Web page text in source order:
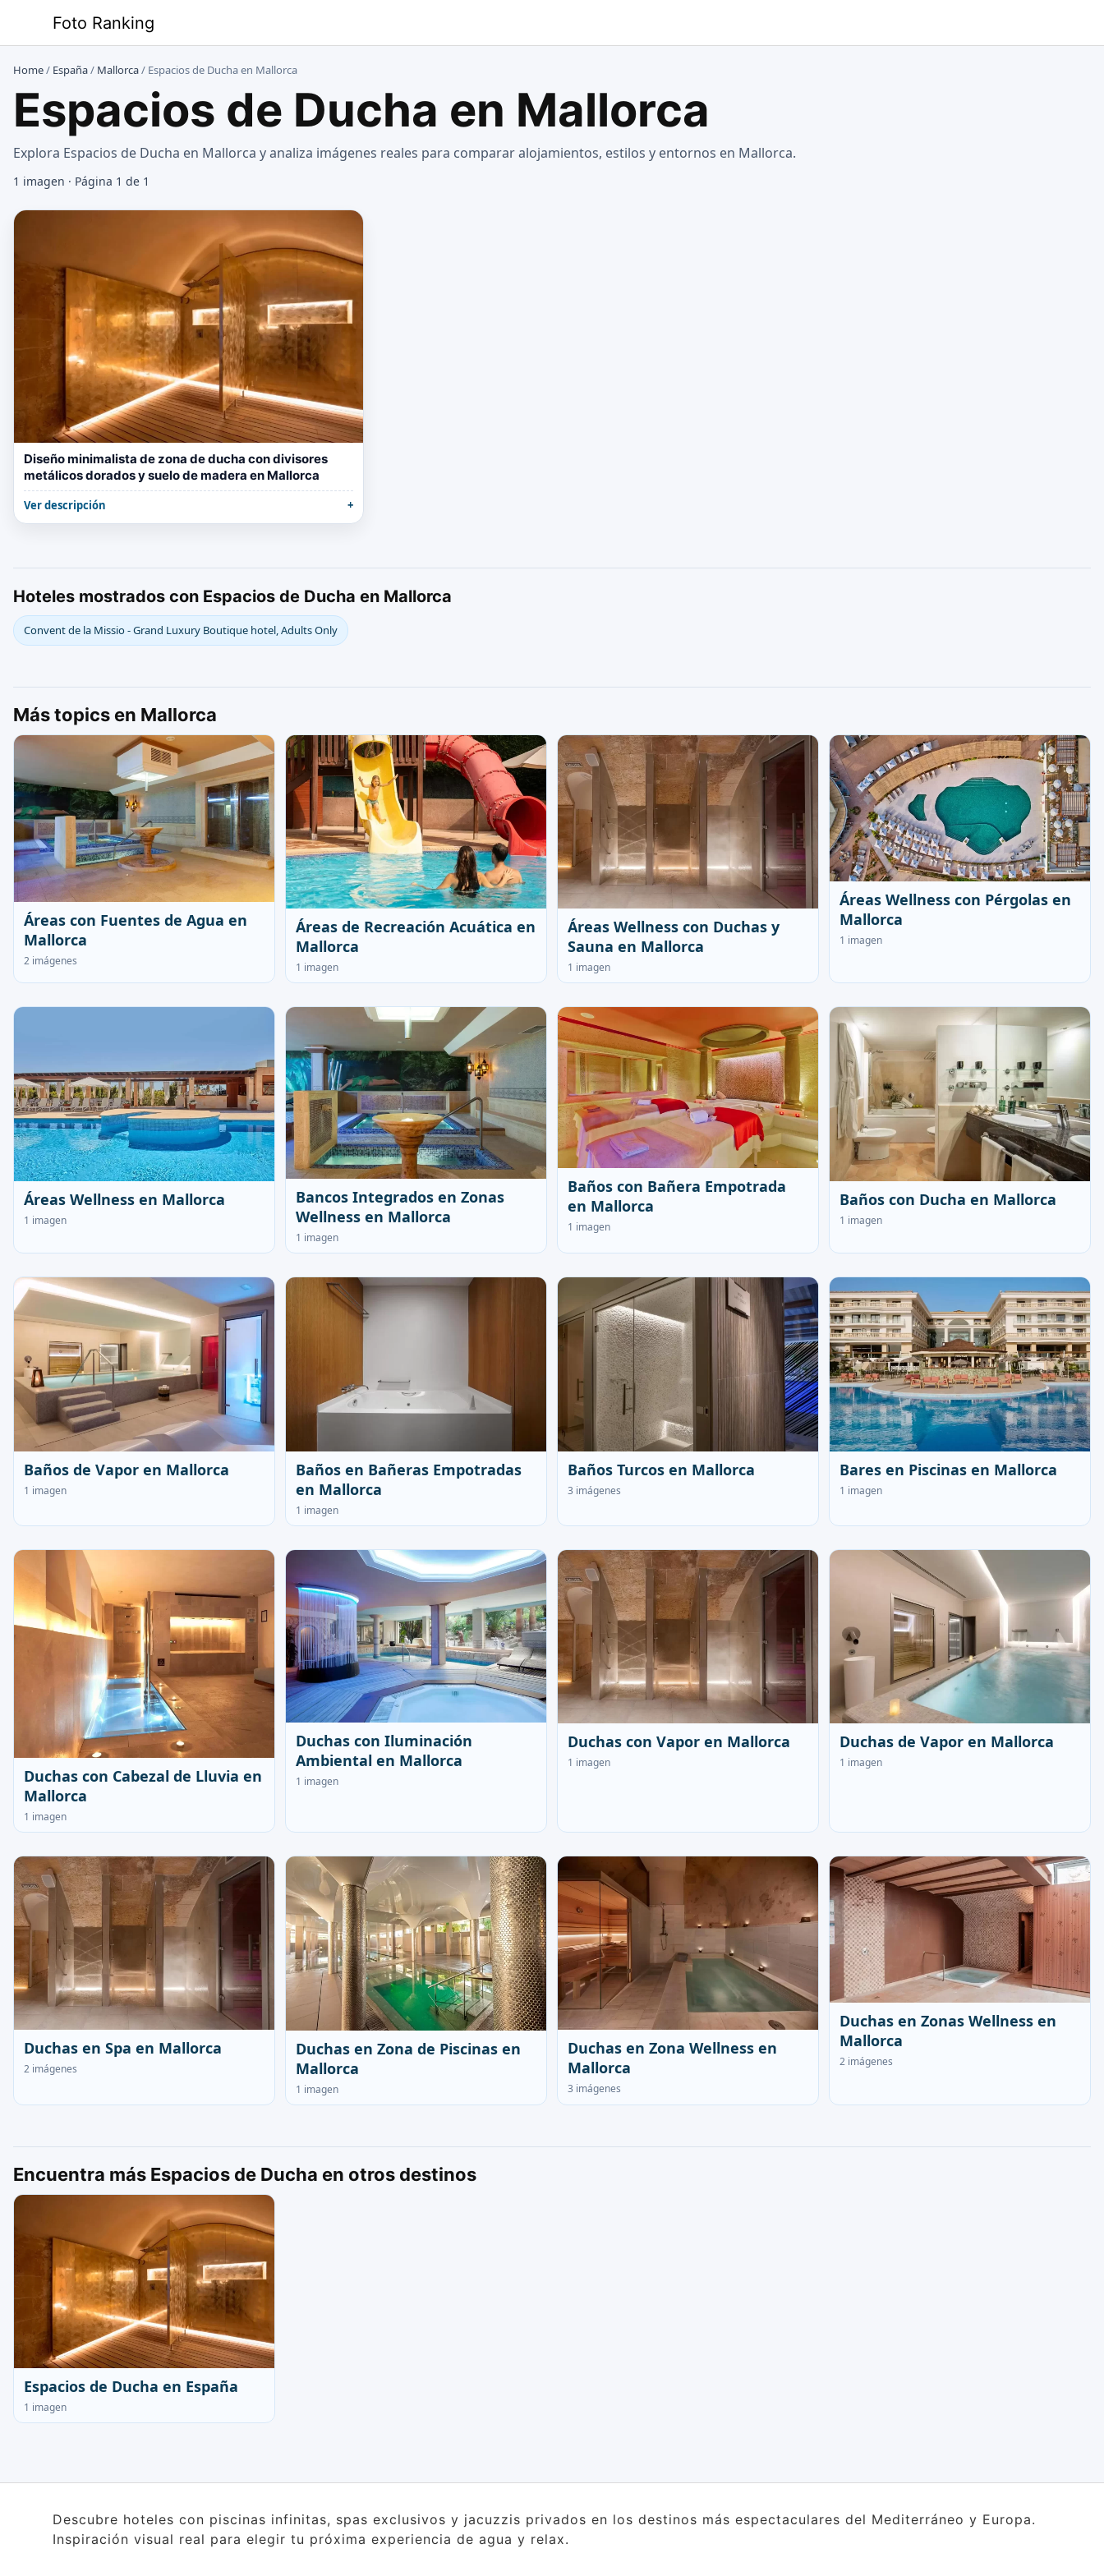
contenido
Foto Ranking
Home/ España/ Mallorca/ Espacios de Ducha en Mallorca
Espacios de Ducha en Mallorca
Explora Espacios de Ducha en Mallorca y analiza imágenes reales para comparar alojamientos, estilos y entornos en Mallorca.
1 imagen · Página 1 de 1
Diseño minimalista de zona de ducha con divisores
metálicos dorados y suelo de madera en Mallorca
Ver descripción
Hoteles mostrados con Espacios de Ducha en Mallorca
Convent de la Missio - Grand Luxury Boutique hotel, Adults Only
Más topics en Mallorca
Áreas con Fuentes de Agua en
Mallorca
2 imágenes
Áreas de Recreación Acuática en
Mallorca
1 imagen
Áreas Wellness con Duchas y
Sauna en Mallorca
1 imagen
Áreas Wellness con Pérgolas en
Mallorca
1 imagen
Áreas Wellness en Mallorca
1 imagen
Bancos Integrados en Zonas
Wellness en Mallorca
1 imagen
Baños con Bañera Empotrada
en Mallorca
1 imagen
Baños con Ducha en Mallorca
1 imagen
Baños de Vapor en Mallorca
1 imagen
Baños en Bañeras Empotradas
en Mallorca
1 imagen
Baños Turcos en Mallorca
3 imágenes
Bares en Piscinas en Mallorca
1 imagen
Duchas con Cabezal de Lluvia en
Mallorca
1 imagen
Duchas con Iluminación
Ambiental en Mallorca
1 imagen
Duchas con Vapor en Mallorca
1 imagen
Duchas de Vapor en Mallorca
1 imagen
Duchas en Spa en Mallorca
2 imágenes
Duchas en Zona de Piscinas en
Mallorca
1 imagen
Duchas en Zona Wellness en
Mallorca
3 imágenes
Duchas en Zonas Wellness en
Mallorca
2 imágenes
Encuentra más Espacios de Ducha en otros destinos
Espacios de Ducha en España
1 imagen
Descubre hoteles con piscinas infinitas, spas exclusivos y jacuzzis privados en los destinos más espectaculares del Mediterráneo y Europa.
Inspiración visual real para elegir tu próxima experiencia de agua y relax.